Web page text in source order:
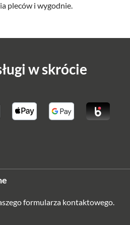
pleców i wygodnie.
w skrócie
formularza kontaktowego.